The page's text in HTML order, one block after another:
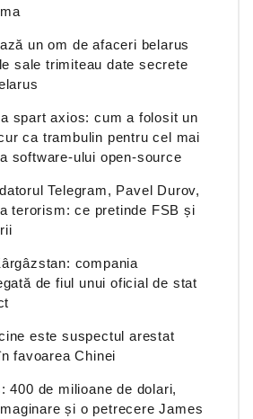
un om de afaceri belarus
sale trimiteau date secrete
spart axios: cum a folosit un
ca trambulin pentru cel mai
software-ului open-source
Telegram, Pavel Durov,
terorism: ce pretinde FSB și
compania
de fiul unui oficial de stat
este suspectul arestat
favoarea Chinei
400 de milioane de dolari,
și o petrecere James